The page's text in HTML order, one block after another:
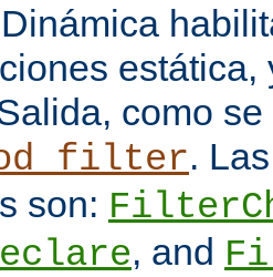
como
.
son:
, and